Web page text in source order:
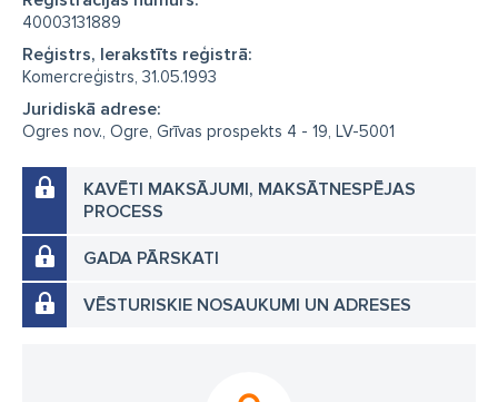
40003131889
Reģistrs, Ierakstīts reģistrā:
Komercreģistrs, 31.05.1993
Juridiskā adrese:
Ogres nov., Ogre, Grīvas prospekts 4 - 19, LV-5001
KAVĒTI MAKSĀJUMI, MAKSĀTNESPĒJAS
PROCESS
GADA PĀRSKATI
VĒSTURISKIE NOSAUKUMI UN ADRESES